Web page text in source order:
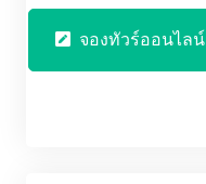
จองทัวร์ออนไลน์